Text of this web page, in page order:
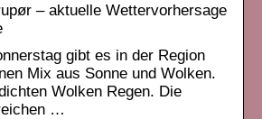
– aktuelle Wettervorhersage
gibt es in der Region
Mix aus Sonne und Wolken.
Wolken Regen. Die
…